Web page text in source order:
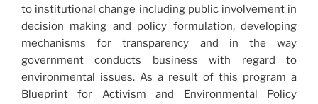
to institutional change including public involvement in
decision making and policy formulation, developing
mechanisms for transparency and in the way
government conducts business with regard to
environmental issues. As a result of this program a
Blueprint for Activism and Environmental Policy